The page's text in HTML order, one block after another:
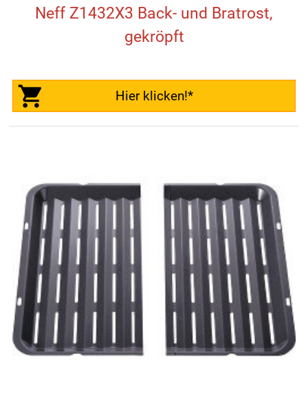
Neff Z1432X3 Back- und Bratrost,
gekröpft
Hier klicken!*